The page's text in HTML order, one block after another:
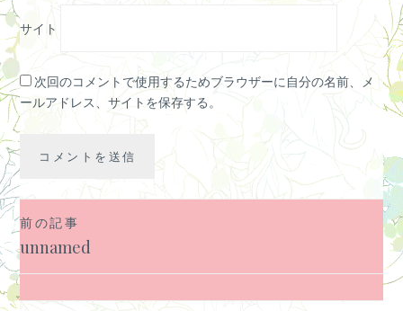
サイト
次回のコメントで使用するためブラウザーに自分の名前、メ
ールアドレス、サイトを保存する。
投
稿
ナ
前の記事
unnamed